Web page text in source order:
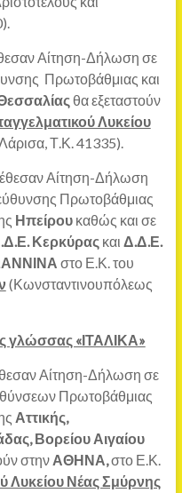
Αίτηση-Δήλωση σε
Πρωτοβάθμιας και
θα εξεταστούν
Λυκείου
Τ.Κ. 41335).
Αίτηση-Δήλωση
Πρωτοβάθμιας
Ηπείρου καθώς και σε
Κερκύρας και Δ.Δ.Ε.
στο Ε.Κ. του
(Κωνσταντινουπόλεως
γλώσσας «ΙΤΑΛΙΚΑ»
Αίτηση-Δήλωση σε
Πρωτοβάθμιας
Αττικής,
Βορείου Αιγαίου
στην ΑΘΗΝΑ,στο Ε.Κ.
Λυκείου Νέας Σμύρνης